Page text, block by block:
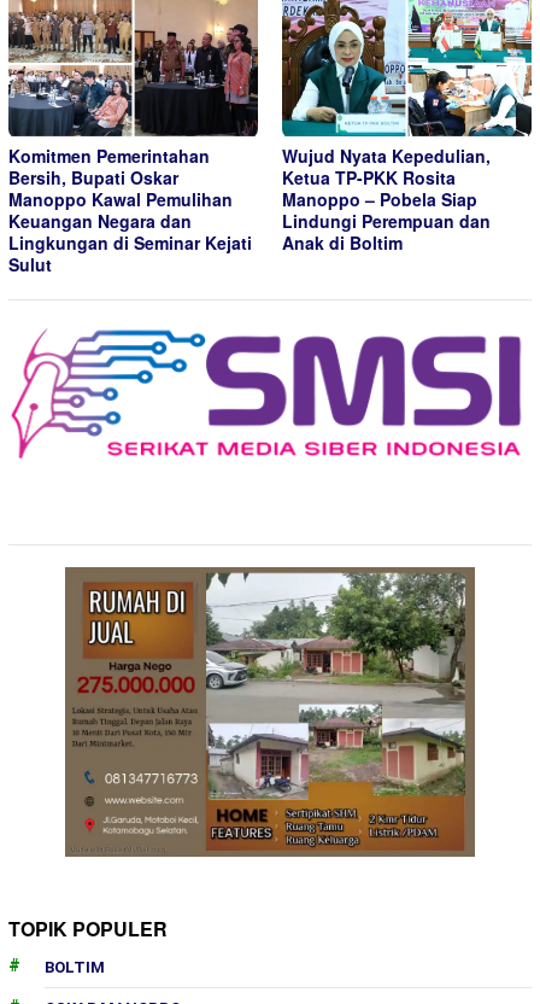
Komitmen Pemerintahan
Bersih, Bupati Oskar
Manoppo Kawal Pemulihan
Keuangan Negara dan
Lingkungan di Seminar Kejati
Sulut
Wujud Nyata Kepedulian,
Ketua TP-PKK Rosita
Manoppo – Pobela Siap
Lindungi Perempuan dan
Anak di Boltim
TOPIK POPULER
BOLTIM